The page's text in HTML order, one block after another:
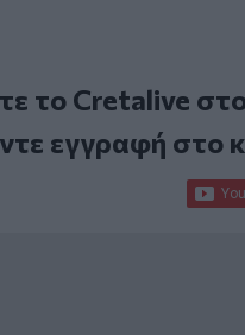
το Cretalive
εγγραφή στο